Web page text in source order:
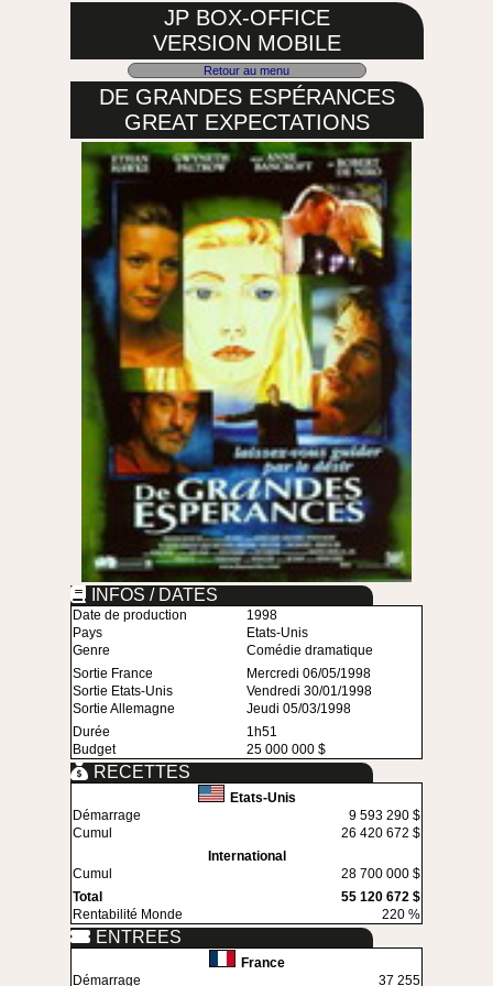
JP BOX-OFFICE
VERSION MOBILE
Retour au menu
DE GRANDES ESPÉRANCES
GREAT EXPECTATIONS
INFOS / DATES
Date de production
1998
Pays
Etats-Unis
Genre
Comédie dramatique
Sortie France
Mercredi 06/05/1998
Sortie Etats-Unis
Vendredi 30/01/1998
Sortie Allemagne
Jeudi 05/03/1998
Durée
1h51
Budget
25 000 000 $
RECETTES
Etats-Unis
Démarrage
9 593 290 $
Cumul
26 420 672 $
International
Cumul
28 700 000 $
Total
55 120 672 $
Rentabilité Monde
220 %
ENTREES
France
Démarrage
37 255